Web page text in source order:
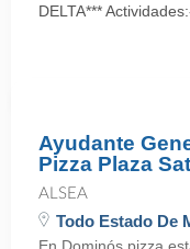
DELTA***
Ayudante
Pizza Plaza
ALSEA
Todo Estado De